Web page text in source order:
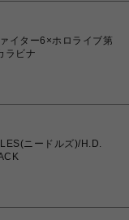
イター6×ホロライブ第
ラビナ
ニードルズ)/H.D.